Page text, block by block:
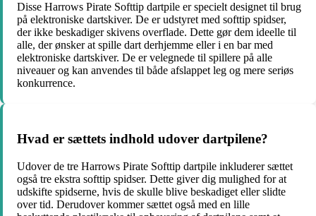
Disse Harrows Pirate Softtip dartpile er specielt designet til brug
på elektroniske dartskiver. De er udstyret med softtip spidser,
der ikke beskadiger skivens overflade. Dette gør dem ideelle til
alle, der ønsker at spille dart derhjemme eller i en bar med
elektroniske dartskiver. De er velegnede til spillere på alle
niveauer og kan anvendes til både afslappet leg og mere seriøs
konkurrence.
Hvad er sættets indhold udover dartpilene?
Udover de tre Harrows Pirate Softtip dartpile inkluderer sættet
også tre ekstra softtip spidser. Dette giver dig mulighed for at
udskifte spidserne, hvis de skulle blive beskadiget eller slidte
over tid. Derudover kommer sættet også med en lille